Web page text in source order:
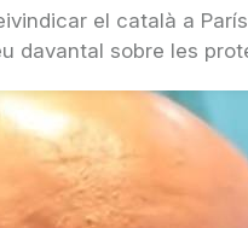
el català a
davantal sobre les